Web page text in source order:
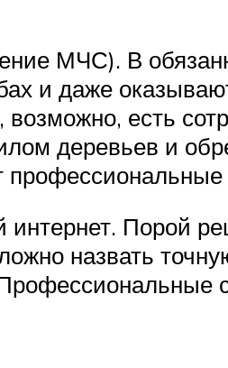
МЧС). В
и даже
есть
деревьев и
Порой
назвать